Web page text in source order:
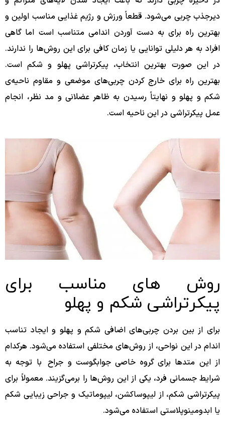
دیرجذب چربی می‌شود. قطعاً ورزش و رژیم غذایی مناسب اولین و
بهترین راه برای به دست آوردن اندامی متناسب است اما گاهی
افراد به هر دلیلی توانایی یا زمان کافی برای این روش‌ها را ندارند.
در این صورت بهترین انتخاب، پیکرتراشی پهلو و شکم است.
بهترین راه برای خارج کردن چربی‌های موضعی و مقاوم ناحیه‌ی
شکم و پهلو و نهایتاً رسیدن به ظاهر عضلانی و مد نظر، انجام
عمل پیکرتراشی در این ناحیه است.
روش های مناسب برای
پیکرتراشی شکم و پهلو
برای از بین بردن چربی‌های اضافی شکم و پهلو و ایجاد تناسب
اندام در این نواحی، از روش‌های مختلفی استفاده می‌شود. هرکدام
از این متدها برای گروه خاصی جوابگوست و جراح با توجه به
شرایط جسمانی فرد، یکی از این روش‌ها را برمی‌گزیند. معمولاً برای
پیکرتراشی شکم، از لیپوساکشن، لیپوماتیک و جراحی زیبایی شکم
یا ابدومینوپلاستی استفاده می‌شود.